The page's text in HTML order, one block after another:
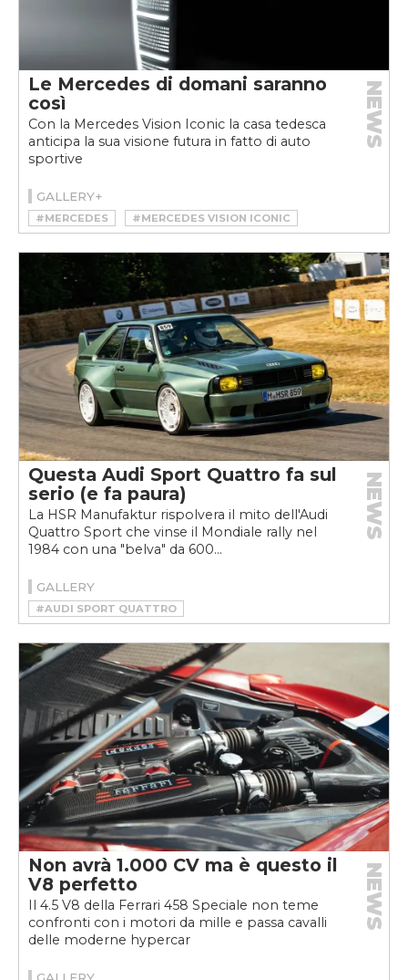
Le Mercedes di domani saranno
così
Con la Mercedes Vision Iconic la casa tedesca
anticipa la sua visione futura in fatto di auto
sportive
NEWS
GALLERY+
#MERCEDES #MERCEDES VISION ICONIC
Questa Audi Sport Quattro fa sul
serio (e fa paura)
La HSR Manufaktur rispolvera il mito dell'Audi
Quattro Sport che vinse il Mondiale rally nel
1984 con una "belva" da 600...
NEWS
GALLERY
#AUDI SPORT QUATTRO
#HSR MANUFAKTUR
#RESTOMOD
Non avrà 1.000 CV ma è questo il
V8 perfetto
Il 4.5 V8 della Ferrari 458 Speciale non teme
confronti con i motori da mille e passa cavalli
delle moderne hypercar
NEWS